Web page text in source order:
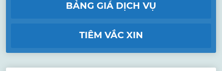
BẢNG GIÁ DỊCH VỤ
TIÊM VẮC XIN